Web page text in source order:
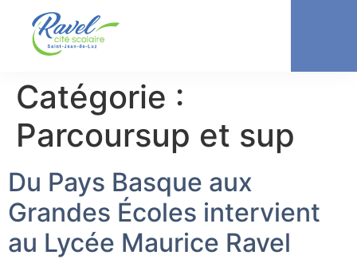
Catégorie :
Parcoursup et sup
Du Pays Basque aux
Grandes Écoles intervient
au Lycée Maurice Ravel